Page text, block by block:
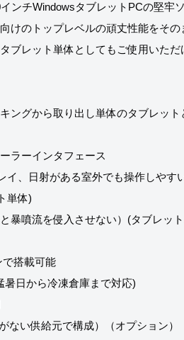
ンチWindowsタブレットPCの堅牢
けのトップレベルの頑丈性能をその
ブレット単体としてもご使用いただ
ングから取り出し単体のタブレット
ラーインタフェース
イ、日射がある室外でも操作しやす
単体)
暴噴流を侵入させない）(タブレッ
で搭載可能
日から冷凍倉庫まで対応)
ない供給元で構成）（オプション）